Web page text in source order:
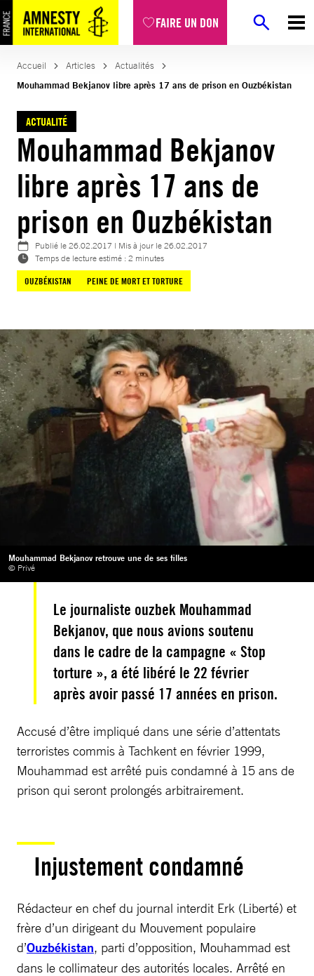
FAIRE UN DON
Aller
au
contenu
Accueil Articles
Actualités
Mouhammad Bekjanov libre après 17 ans de prison en Ouzbékistan
ACTUALITÉ
Mouhammad Bekjanov
libre après 17 ans de
prison en Ouzbékistan
Publié le26.02.2017 | Mis à jour le26.02.2017
Temps de lecture estimé : 2 minutes
OUZBÉKISTAN
PEINE DE MORT ET TORTURE
Mouhammad Bekjanov retrouve une de ses filles
© Privé
Le journaliste ouzbek Mouhammad
Bekjanov, que nous avions soutenu
dans le cadre de la campagne « Stop
torture », a été libéré le 22 février
après avoir passé 17 années en prison.
Accusé d’être impliqué dans une série d’attentats
terroristes commis à Tachkent en février 1999,
Mouhammad est arrêté puis condamné à 15 ans de
prison qui seront prolongés arbitrairement.
Injustement condamné
Rédacteur en chef du journal interdit Erk (Liberté) et
frère d’un dirigeant du Mouvement populaire
d’Ouzbékistan, parti d’opposition, Mouhammad est
dans le collimateur des autorités locales. Arrêté en